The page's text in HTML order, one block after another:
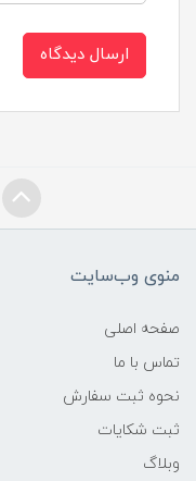
ارسال دیدگاه
منوی وب‌سایت
صفحه اصلی
تماس با ما
نحوه ثبت سفارش
ثبت شکایات
وبلاگ